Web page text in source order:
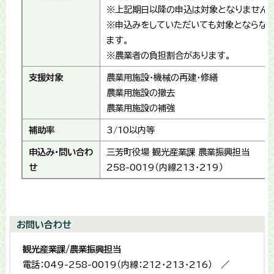
※上記期日以降の申込は対象となりません。
※申込みをしていただいても対象とならな
ます。
※農業者の負担割合があります。
支援対象
農業用施設・機械の再建・修繕
農業用施設の撤去
農業用施設の補強
補助率 3/10以内等
申込み・問い合わ
せ
三芳町役場 観光産業課 農業振興担当
258-0019（内線213・219）
お問い合わせ
観光産業課/農業振興担当
電話：049-258-0019（内線：212・213・216） ／